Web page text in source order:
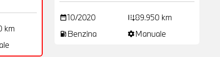
km
date_range10/2020 add_road89.950 km
local_gas_station Benzina settingsManuale